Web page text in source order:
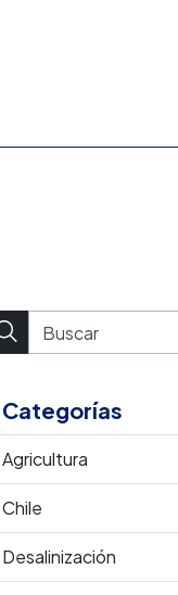
Categorías
Agricultura
Chile
Desalinización